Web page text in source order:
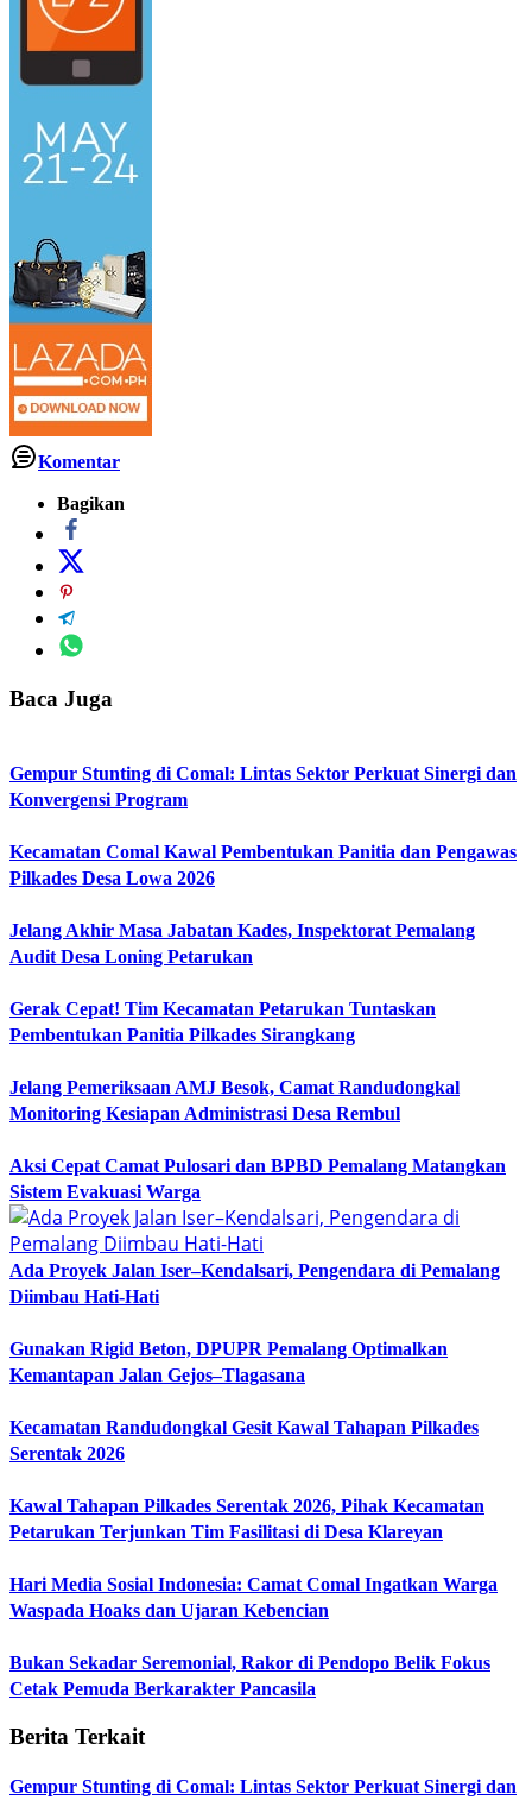
Komentar
Bagikan
Baca Juga
Gempur Stunting di Comal: Lintas Sektor Perkuat Sinergi dan
Konvergensi Program
Kecamatan Comal Kawal Pembentukan Panitia dan Pengawas
Pilkades Desa Lowa 2026
Jelang Akhir Masa Jabatan Kades, Inspektorat Pemalang
Audit Desa Loning Petarukan
Gerak Cepat! Tim Kecamatan Petarukan Tuntaskan
Pembentukan Panitia Pilkades Sirangkang
Jelang Pemeriksaan AMJ Besok, Camat Randudongkal
Monitoring Kesiapan Administrasi Desa Rembul
Aksi Cepat Camat Pulosari dan BPBD Pemalang Matangkan
Sistem Evakuasi Warga
Ada Proyek Jalan Iser–Kendalsari, Pengendara di Pemalang
Diimbau Hati-Hati
Gunakan Rigid Beton, DPUPR Pemalang Optimalkan
Kemantapan Jalan Gejos–Tlagasana
Kecamatan Randudongkal Gesit Kawal Tahapan Pilkades
Serentak 2026
Kawal Tahapan Pilkades Serentak 2026, Pihak Kecamatan
Petarukan Terjunkan Tim Fasilitasi di Desa Klareyan
Hari Media Sosial Indonesia: Camat Comal Ingatkan Warga
Waspada Hoaks dan Ujaran Kebencian
Bukan Sekadar Seremonial, Rakor di Pendopo Belik Fokus
Cetak Pemuda Berkarakter Pancasila
Berita Terkait
Gempur Stunting di Comal: Lintas Sektor Perkuat Sinergi dan